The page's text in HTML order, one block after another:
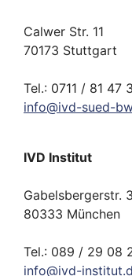
Calwer Str. 11
70173 Stuttgart
Tel.: 0711 / 81 47
info@ivd-sued-
IVD Institut
Gabelsbergerstr.
80333 München
Tel.: 089 / 29 08
info@ivd-institut.